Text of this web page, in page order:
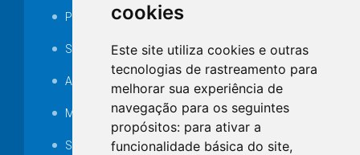
cookies
Este site utiliza cookies e outras
tecnologias de rastreamento para
melhorar sua experiência de
navegação para os seguintes
propósitos: para ativar a
funcionalidade básica do site,
Portarias
SAMAE
Audiência pública
MANUTENÇÃO DE ILUMINAÇÃO PÚBLICA
Serviços Técnicos TI